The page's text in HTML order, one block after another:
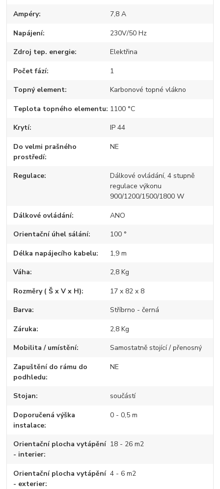
Ampéry 7,8 A
Napájení 230V/50 Hz
Zdroj tep. energie Elektřina
Počet fází 1
Topný element Karbonové topné vlákno
Teplota topného elementu 1100 °C
Krytí IP 44
Do velmi prašného
prostředí
NE
Regulace
Dálkové ovládání, 4 stupně
regulace výkonu
900/1200/1500/1800 W
Dálkové ovládání ANO
Orientační úhel sálání 100 °
Délka napájecího kabelu 1,9 m
Váha 2,8 Kg
Rozměry ( Š x V x H) 17 x 82 x 8
Barva Stříbrno - černá
Záruka 2,8 Kg
Mobilita / umístění Samostatně stojící / přenosný
Zapuštění do rámu do
podhledu
NE
Stojan součástí
Doporučená výška
instalace
0 - 0,5 m
Orientační plocha vytápění
- interier
18 - 26 m2
Orientační plocha vytápění
- exterier
4 - 6 m2